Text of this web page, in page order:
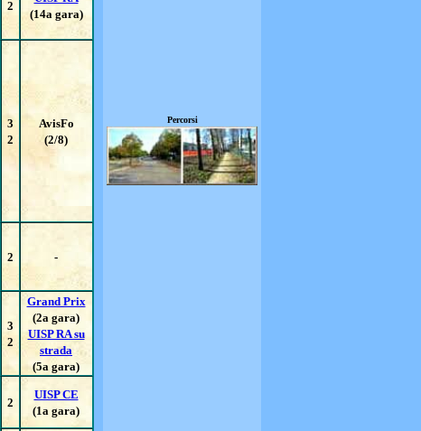
2
(14a gara)
3
2
AvisFo
(2/8)
2 -
3
2
Grand Prix
(2a gara)
UISP RA su
strada
(5a gara)
2
UISP CE
(1a gara)
Percorsi